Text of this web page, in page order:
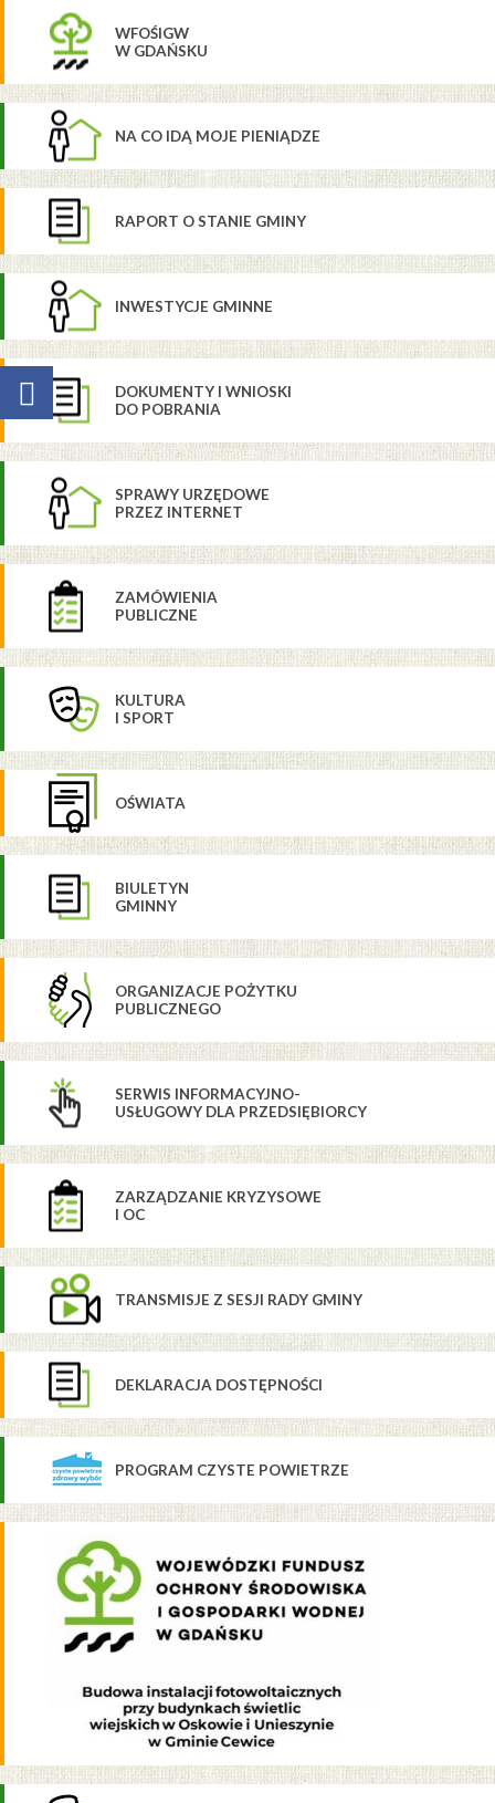
WFOŚIGW
W GDAŃSKU
NA CO IDĄ MOJE PIENIĄDZE
RAPORT O STANIE GMINY
INWESTYCJE GMINNE
DOKUMENTY I WNIOSKI
DO POBRANIA
SPRAWY URZĘDOWE
PRZEZ INTERNET
ZAMÓWIENIA
PUBLICZNE
KULTURA
I SPORT
OŚWIATA
BIULETYN
GMINNY
ORGANIZACJE POŻYTKU
PUBLICZNEGO
SERWIS INFORMACYJNO-
USŁUGOWY DLA PRZEDSIĘBIORCY
ZARZĄDZANIE KRYZYSOWE
I OC
TRANSMISJE Z SESJI RADY GMINY
DEKLARACJA DOSTĘPNOŚCI
PROGRAM CZYSTE POWIETRZE